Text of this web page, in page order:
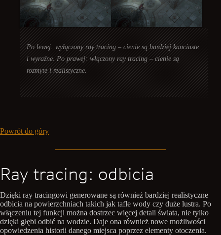
Po lewej: wyłączony ray tracing – cienie są bardziej kanciaste
i wyraźne. Po prawej: włączony ray tracing – cienie są
rozmyte i realistyczne.
Powrót do góry
Ray tracing: odbicia
Dzięki ray tracingowi generowane są również bardziej realistyczne
odbicia na powierzchniach takich jak tafle wody czy duże lustra. Po
włączeniu tej funkcji można dostrzec więcej detali świata, nie tylko
dzięki głębi odbić na wodzie. Daje ona również nowe możliwości
opowiedzenia historii danego miejsca poprzez elementy otoczenia.